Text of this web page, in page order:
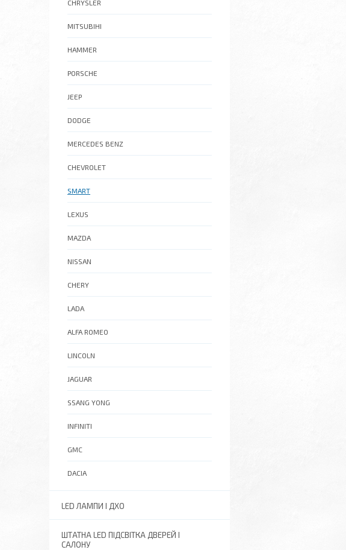
CHRYSLER
MITSUBIHI
HAMMER
PORSCHE
JEEP
DODGE
MERCEDES BENZ
CHEVROLET
SMART
LEXUS
MAZDA
NISSAN
CHERY
LADA
ALFA ROMEO
LINCOLN
JAGUAR
SSANG YONG
INFINITI
GMC
DACIA
LED ЛАМПИ І ДХО
ШТАТНА LED ПІДСВІТКА ДВЕРЕЙ І
САЛОНУ